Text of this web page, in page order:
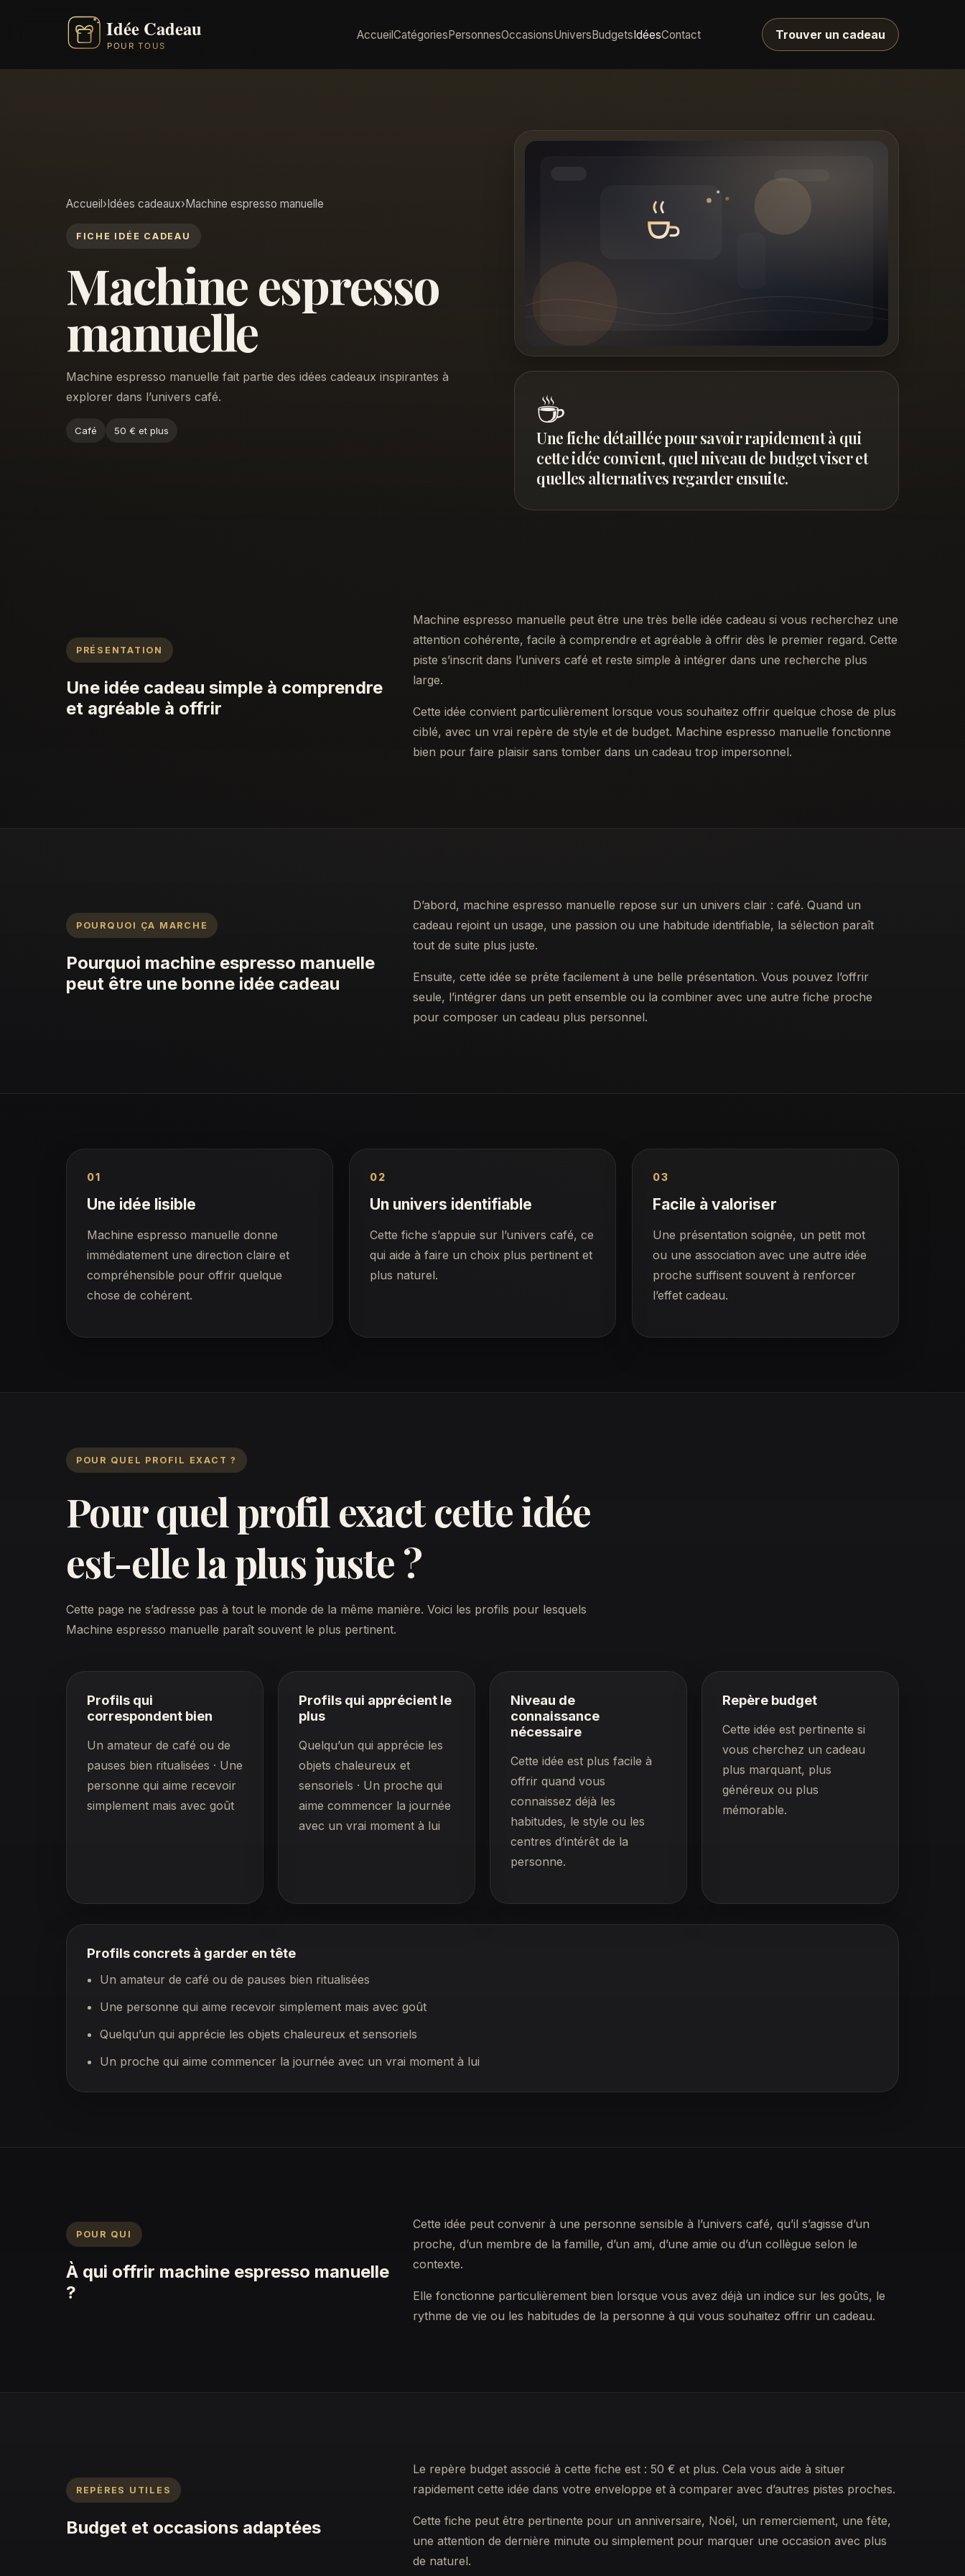
AccueilCatégoriesPersonnesOccasionsUniversBudgetsIdéesContact Trouver un cadeau
Accueil › Idées cadeaux› Machine espresso manuelle
FICHE IDÉE CADEAU
Machine espresso
manuelle
Machine espresso manuelle fait partie des idées cadeaux inspirantes à
explorer dans l’univers café.
Café 50 € et plus ☕
Une fiche détaillée pour savoir rapidement à qui
cette idée convient, quel niveau de budget viser et
quelles alternatives regarder ensuite.
PRÉSENTATION
Une idée cadeau simple à comprendre
et agréable à offrir
Machine espresso manuelle peut être une très belle idée cadeau si vous recherchez une
attention cohérente, facile à comprendre et agréable à offrir dès le premier regard. Cette
piste s’inscrit dans l’univers café et reste simple à intégrer dans une recherche plus
large.
Cette idée convient particulièrement lorsque vous souhaitez offrir quelque chose de plus
ciblé, avec un vrai repère de style et de budget. Machine espresso manuelle fonctionne
bien pour faire plaisir sans tomber dans un cadeau trop impersonnel.
POURQUOI ÇA MARCHE
Pourquoi machine espresso manuelle
peut être une bonne idée cadeau
D’abord, machine espresso manuelle repose sur un univers clair : café. Quand un
cadeau rejoint un usage, une passion ou une habitude identifiable, la sélection paraît
tout de suite plus juste.
Ensuite, cette idée se prête facilement à une belle présentation. Vous pouvez l’offrir
seule, l’intégrer dans un petit ensemble ou la combiner avec une autre fiche proche
pour composer un cadeau plus personnel.
01
Une idée lisible
Machine espresso manuelle donne
immédiatement une direction claire et
compréhensible pour offrir quelque
chose de cohérent.
02
Un univers identifiable
Cette fiche s’appuie sur l’univers café, ce
qui aide à faire un choix plus pertinent et
plus naturel.
03
Facile à valoriser
Une présentation soignée, un petit mot
ou une association avec une autre idée
proche suffisent souvent à renforcer
l’effet cadeau.
POUR QUEL PROFIL EXACT ?
Pour quel profil exact cette idée
est-elle la plus juste ?
Cette page ne s’adresse pas à tout le monde de la même manière. Voici les profils pour lesquels
Machine espresso manuelle paraît souvent le plus pertinent.
Profils qui
correspondent bien
Un amateur de café ou de
pauses bien ritualisées · Une
personne qui aime recevoir
simplement mais avec goût
Profils qui apprécient le
plus
Quelqu’un qui apprécie les
objets chaleureux et
sensoriels · Un proche qui
aime commencer la journée
avec un vrai moment à lui
Niveau de
connaissance
nécessaire
Cette idée est plus facile à
offrir quand vous
connaissez déjà les
habitudes, le style ou les
centres d’intérêt de la
personne.
Repère budget
Cette idée est pertinente si
vous cherchez un cadeau
plus marquant, plus
généreux ou plus
mémorable.
Profils concrets à garder en tête
Un amateur de café ou de pauses bien ritualisées
Une personne qui aime recevoir simplement mais avec goût
Quelqu’un qui apprécie les objets chaleureux et sensoriels
Un proche qui aime commencer la journée avec un vrai moment à lui
POUR QUI
À qui offrir machine espresso manuelle
?
Cette idée peut convenir à une personne sensible à l’univers café, qu’il s’agisse d’un
proche, d’un membre de la famille, d’un ami, d’une amie ou d’un collègue selon le
contexte.
Elle fonctionne particulièrement bien lorsque vous avez déjà un indice sur les goûts, le
rythme de vie ou les habitudes de la personne à qui vous souhaitez offrir un cadeau.
REPÈRES UTILES
Budget et occasions adaptées
Le repère budget associé à cette fiche est : 50 € et plus. Cela vous aide à situer
rapidement cette idée dans votre enveloppe et à comparer avec d’autres pistes proches.
Cette fiche peut être pertinente pour un anniversaire, Noël, un remerciement, une fête,
une attention de dernière minute ou simplement pour marquer une occasion avec plus
de naturel.